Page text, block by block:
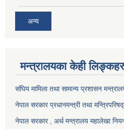
अन्य
मन्त्रालयका केही
संघिय मामिला तथा सामान्य प्रशासन
नेपाल सरकार प्रधानमन्त्री तथा
नेपाल सरकार , अर्थ मन्त्रालय महालेखा